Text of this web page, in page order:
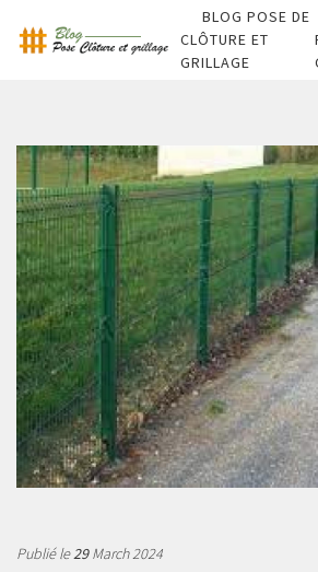
BLOG POSE DE
CLÔTURE ET
GRILLAGE
Publié le29March 2024